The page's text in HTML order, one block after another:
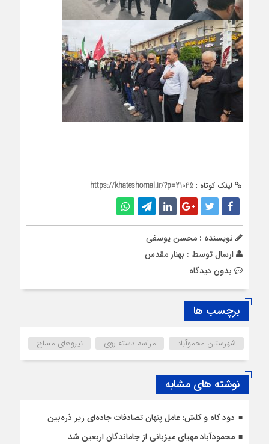
لینک کوتاه : https://khateshomal.ir/?p=21045
نویسنده : محسن یوسفی
ارسال توسط : بهناز مقدس
بدون دیدگاه
برچسب ها
شهرستان محموآباد مراسم دسته روی نیرو‌های مسلح
نوشته های مشابه
دود کاه و کلش؛ عامل پنهان تصادفات جاده‌ای زیر ذره‌بین
محمودآباد مهیای میزبانی از جاماندگان اربعین شد